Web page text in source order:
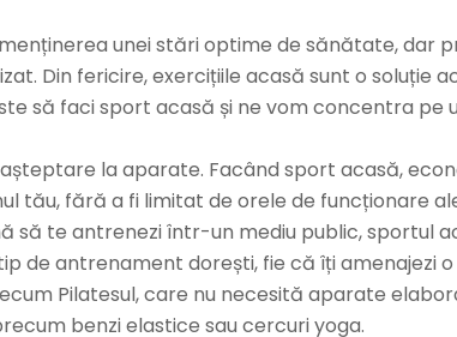
unei stări optime de sănătate, dar
Din fericire, exercițiile acasă sunt o soluție
să faci sport acasă și ne vom concentra pe
la aparate. Facând sport acasă,
tău, fără a fi limitat de orele de funcționare
să te antrenezi într-un mediu public, sportul
de antrenament dorești, fie că îți amenajezi
Pilatesul, care nu necesită aparate
benzi elastice sau cercuri yoga.